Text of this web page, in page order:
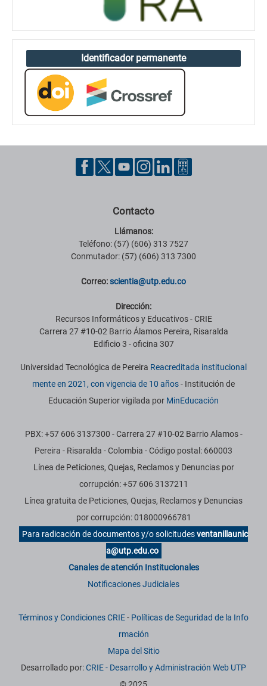
Identificador permanente
Contacto
Llámanos:
Teléfono: (57) (606) 313 7527
Conmutador: (57) (606) 313 7300
Correo:scientia@utp.edu.co
Dirección:
Recursos Informáticos y Educativos - CRIE
Carrera 27 #10-02 Barrio Álamos Pereira, Risaralda
Edificio 3 - oficina 307
Universidad Tecnológica de Pereira Reacreditada institucional
mente en 2021, con vigencia de 10 años- Institución de
Educación Superior vigilada por MinEducación
PBX: +57 606 3137300 - Carrera 27 #10-02 Barrio Alamos -
Pereira - Risaralda - Colombia - Código postal: 660003
Línea de Peticiones, Quejas, Reclamos y Denuncias por
corrupción: +57 606 3137211
Línea gratuita de Peticiones, Quejas, Reclamos y Denuncias
por corrupción: 018000966781
Para radicación de documentos y/o solicitudesventanillaunic
a@utp.edu.co
Canales de atención Institucionales
Notificaciones Judiciales
Términos y Condiciones CRIE- Políticas de Seguridad de la Info
rmación
Mapa del Sitio
Desarrollado por:CRIE - Desarrollo y Administración Web UTP